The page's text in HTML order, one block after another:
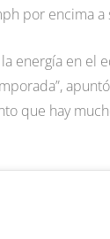
por encima
energía en
que hay